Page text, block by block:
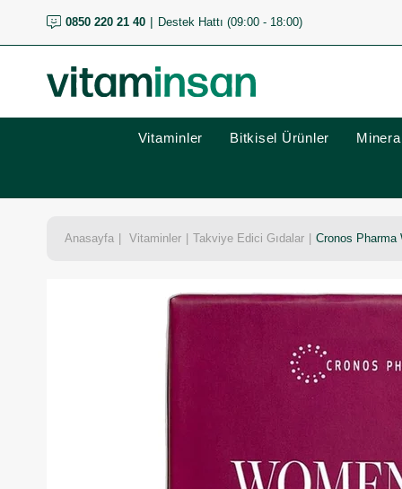
0850 220 21 40 Destek Hattı (09:00 - 18:00)
Vitaminler Bitkisel Ürünler
Anasayfa Vitaminler Takviye Edici Gıdalar Cronos Pharma